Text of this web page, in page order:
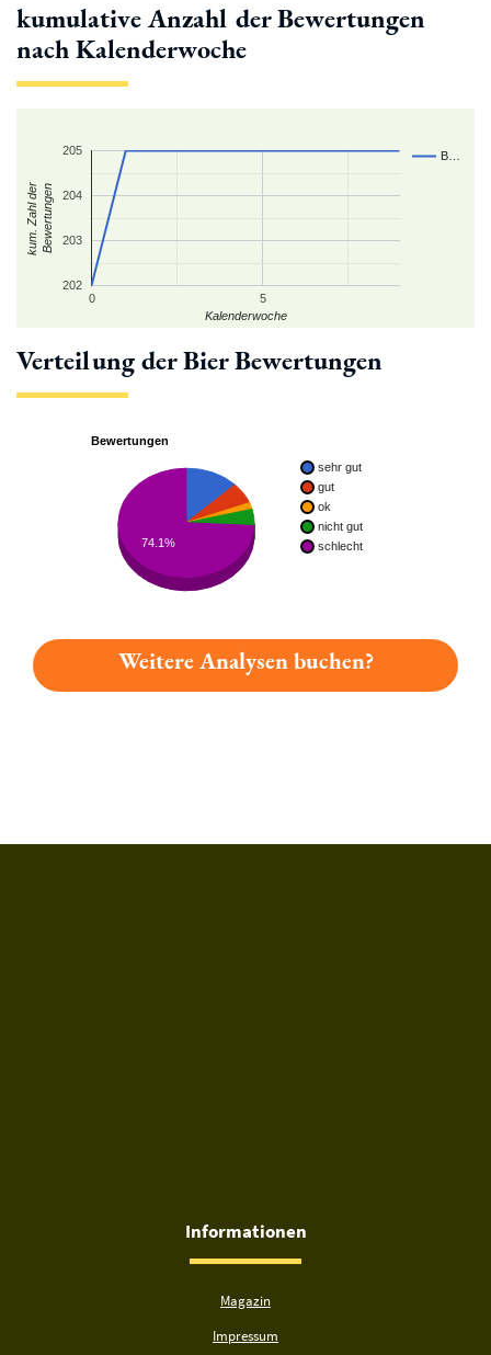
kumulative Anzahl der Bewertungen
nach Kalenderwoche
B…
0 5
202
203
204
205
Kalenderwoche
kum. Zahl derBewertungen
Verteilung der Bier Bewertungen
Bewertungen
sehr gut
gut
ok
nicht gut
schlecht
74.1%
Weitere Analysen buchen?
Informationen
Magazin
Impressum